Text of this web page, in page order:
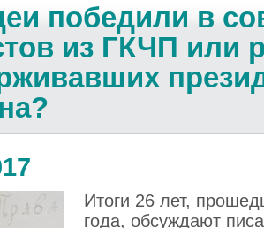
победили в
из ГКЧП или
Итоги 26 лет,
года, обсуждают